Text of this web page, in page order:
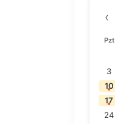
‹
Pzt
3
10
17
24